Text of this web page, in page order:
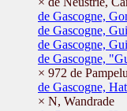
de Gascogne,
de Gascogne,
de Gascogne,
de Gascogne,
× 972 de
de Gascogne,
× N, Wandrade